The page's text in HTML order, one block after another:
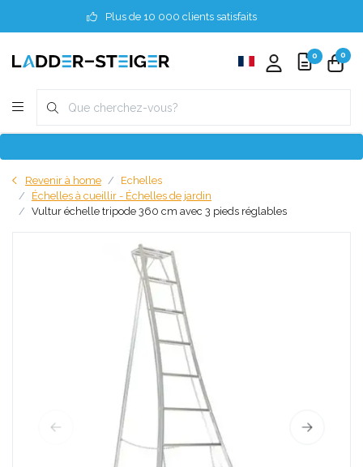
Plus de 10 000 clients satisfaits
0 0
Revenir à home
Echelles
Échelles à cueillir - Échelles de jardin
Vultur échelle tripode 360 cm avec 3 pieds réglables